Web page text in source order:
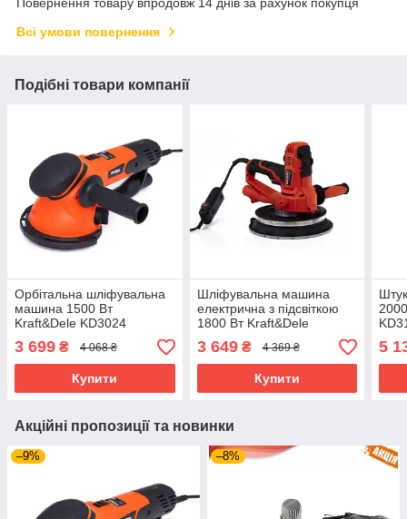
Всі умови повернення
Подібні товари компанії
Орбітальна шліфувальна
машина 1500 Вт
Kraft&Dele KD3024
шліфмашини
3 699 ₴ 4 068 ₴
Купити
Шліфувальна машина
електрична з підсвіткою
1800 Вт Kraft&Dele
KD3132 для полірування
стін 180 мм
3 649₴ 4 369 ₴
Купити
для
для
5
Акційні пропозиції та новинки
–9% –8%